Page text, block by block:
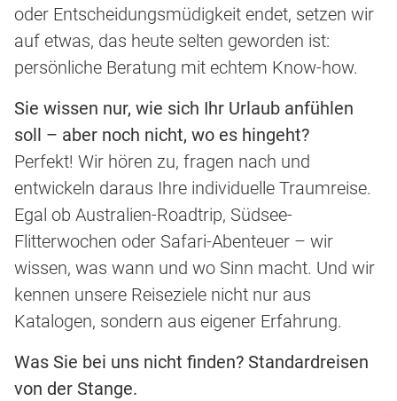
oder Entscheidungsmüdigkeit endet, setzen wir
auf etwas, das heute selten geworden ist:
persönliche Beratung mit echtem Know-how.
Sie wissen nur, wie sich Ihr Urlaub anfühlen
soll – aber noch nicht, wo es hingeht?
Perfekt! Wir hören zu, fragen nach und
entwickeln daraus Ihre individuelle Traumreise.
Egal ob Australien-Roadtrip, Südsee-
Flitterwochen oder Safari-Abenteuer – wir
wissen, was wann und wo Sinn macht. Und wir
kennen unsere Reiseziele nicht nur aus
Katalogen, sondern aus eigener Erfahrung.
Was Sie bei uns nicht finden? Standardreisen
von der Stange.